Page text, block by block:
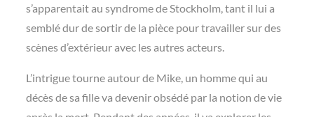
s’apparentait au syndrome de Stockholm, tant il lui a
semblé dur de sortir de la pièce pour travailler sur des
scènes d’extérieur avec les autres acteurs.
L’intrigue tourne autour de Mike, un homme qui au
décès de sa fille va devenir obsédé par la notion de vie